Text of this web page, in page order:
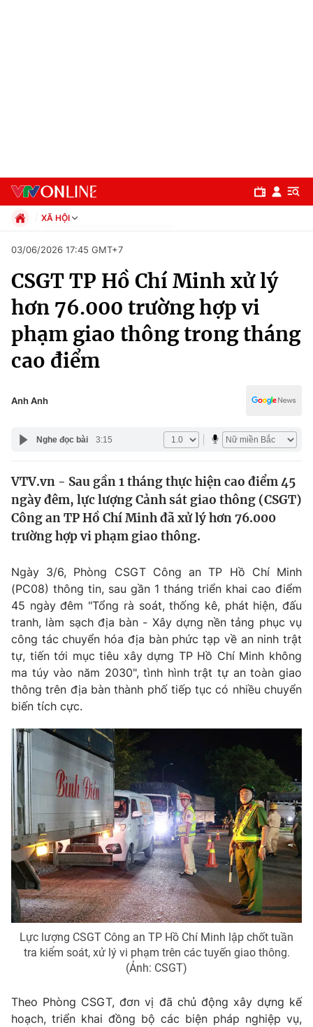
Chuyên mục
Chính trị
Xã hội
Pháp luật
Y tế
Thế giới
Tin tức
Thế giới đó đây
Câu chuyện quốc tế
Kinh tế
Thị trường
Góc doanh nghiệp
Truyền hình
Phim VTV
Hậu trường
Nhân vật
Khán giả
Giải sao mai
Giải trí
Điện ảnh
Âm nhạc
Sao
Đời sống
Du lịch
Làm đẹp
Chất lượng cuộc sống
Tuyển sinh
Học trực tuyến
Công nghệ
Hitech Công nghệ tương lai
Sản phẩm
Thị trường
Tư vấn
Giao lưu trực tuyến
Lịch phát sóng
Chuyên mục khác
Emagazine Podcast
Infographic
Video Shorts video
XÃ HỘI
Xã hội
Pháp luật
Thể thao
Truyền hình
Văn hóa - Giải trí
Y tế
Công nghệ
03/06/2026 17:45 GMT+7
CSGT TP Hồ Chí Minh xử lý
hơn 76.000 trường hợp vi
phạm giao thông trong tháng
cao điểm
Anh Anh
Nghe đọc bài 3:15
VTV.vn - Sau gần 1 tháng thực hiện cao điểm 45
ngày đêm, lực lượng Cảnh sát giao thông (CSGT)
Công an TP Hồ Chí Minh đã xử lý hơn 76.000
trường hợp vi phạm giao thông.
Ngày 3/6, Phòng CSGT Công an TP Hồ Chí Minh
(PC08) thông tin, sau gần 1 tháng triển khai cao điểm
45 ngày đêm "Tổng rà soát, thống kê, phát hiện, đấu
tranh, làm sạch địa bàn - Xây dựng nền tảng phục vụ
công tác chuyển hóa địa bàn phức tạp về an ninh trật
tự, tiến tới mục tiêu xây dựng TP Hồ Chí Minh không
ma túy vào năm 2030", tình hình trật tự an toàn giao
thông trên địa bàn thành phố tiếp tục có nhiều chuyển
biến tích cực.
Lực lượng CSGT Công an TP Hồ Chí Minh lập chốt tuần
tra kiểm soát, xử lý vi phạm trên các tuyến giao thông.
(Ảnh: CSGT)
Theo Phòng CSGT, đơn vị đã chủ động xây dựng kế
hoạch, triển khai đồng bộ các biện pháp nghiệp vụ,